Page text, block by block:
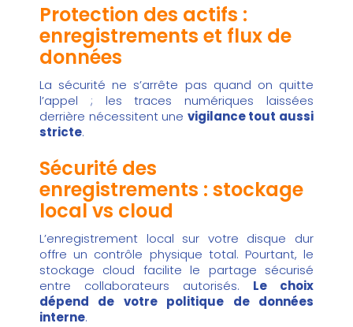
Protection des actifs :
enregistrements et flux de
données
La sécurité ne s’arrête pas quand on quitte
l’appel ; les traces numériques laissées
derrière nécessitent une vigilance tout aussi
stricte.
Sécurité des
enregistrements : stockage
local vs cloud
L’enregistrement local sur votre disque dur
offre un contrôle physique total. Pourtant, le
stockage cloud facilite le partage sécurisé
entre collaborateurs autorisés. Le choix
dépend de votre politique de données
interne.